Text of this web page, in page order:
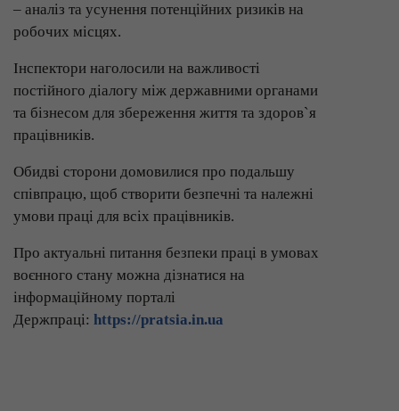
– аналіз та усунення потенційних ризиків на
робочих місцях.
Інспектори наголосили на важливості
постійного діалогу між державними органами
та бізнесом для збереження життя та здоров`я
працівників.
Обидві сторони домовилися про подальшу
співпрацю, щоб створити безпечні та належні
умови праці для всіх працівників.
Про актуальні питання безпеки праці в умовах
воєнного стану можна дізнатися на
інформаційному порталі
Держпраці: https://pratsia.in.ua